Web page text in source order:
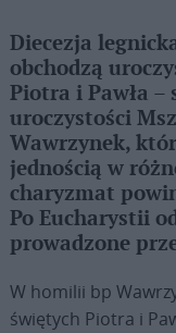
Diecezja
obchodzą
Piotra i Pawła
uroczystości
Wawrzynek,
jednością w
charyzmat
Po Eucharystii
prowadzone
W homilii bp
świętych Piotra i